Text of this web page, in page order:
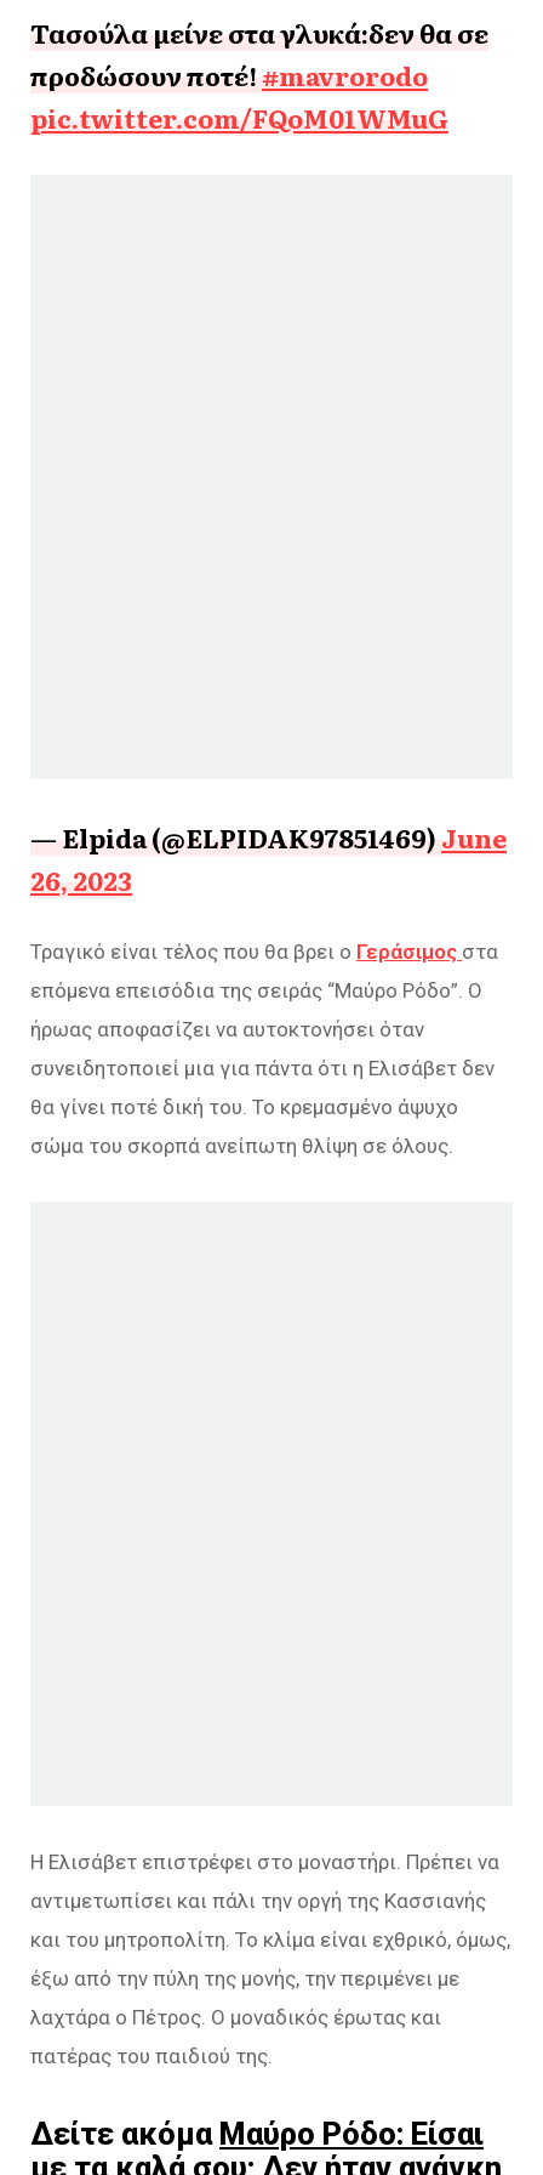
Τασούλα μείνε στα γλυκά:δεν θα σε
προδώσουν ποτέ!#mavrorodo
pic.twitter.com/FQoM01WMuG
— Elpida (@ELPIDAK97851469)June
26, 2023
Τραγικό είναι τέλος που θα βρει ο Γεράσιμος στα
επόμενα επεισόδια της σειράς “Μαύρο Ρόδο”. Ο
ήρωας αποφασίζει να αυτοκτονήσει όταν
συνειδητοποιεί μια για πάντα ότι η Ελισάβετ δεν
θα γίνει ποτέ δική του. Το κρεμασμένο άψυχο
σώμα του σκορπά ανείπωτη θλίψη σε όλους.
Η Ελισάβετ επιστρέφει στο μοναστήρι. Πρέπει να
αντιμετωπίσει και πάλι την οργή της Κασσιανής
και του μητροπολίτη. Το κλίμα είναι εχθρικό, όμως,
έξω από την πύλη της μονής, την περιμένει με
λαχτάρα ο Πέτρος. Ο μοναδικός έρωτας και
πατέρας του παιδιού της.
Δείτε ακόμα Μαύρο Ρόδο: Είσαι
με τα καλά σου; Δεν ήταν ανάγκη